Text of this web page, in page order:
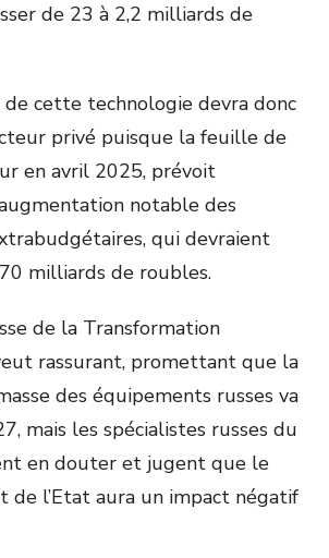
de 23 à 2,2 milliards de
de cette technologie devra donc
privé puisque la feuille de
en avril 2025, prévoit
notable des
qui devraient
milliards de roubles.
de la Transformation
rassurant, promettant que la
des équipements russes va
mais les spécialistes russes du
en douter et jugent que le
de l’Etat aura un impact négatif